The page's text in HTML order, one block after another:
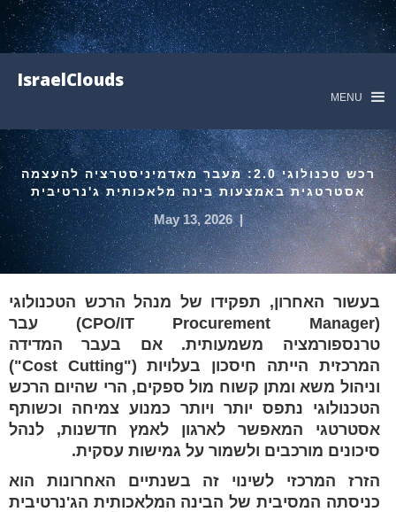
IsraelClouds
MENU
רכש טכנולוגי 2.0: מעבר מאדמיניסטרציה להעצמה
אסטרטגית באמצעות בינה מלאכותית ג'נרטיבית
|
May 13, 2026
בעשור האחרון, תפקידו של מנהל הרכש הטכנולוגי
(CPO/IT Procurement Manager) עבר
טרנספורמציה משמעותית. אם בעבר המדידה
המרכזית הייתה חיסכון בעלויות ("Cost Cutting")
וניהול משא ומתן קשוח מול ספקים, הרי שהיום הרכש
הטכנולוגי נתפס יותר ויותר כמנוע צמיחה וכשותף
אסטרטגי המאפשר לארגון לאמץ חדשנות, לנהל
סיכונים מורכבים ולשמור על גמישות עסקית.
הזרז המרכזי לשינוי זה בשנתיים האחרונות הוא
כניסתה המסיבית של הבינה המלאכותית הג'נרטיבית